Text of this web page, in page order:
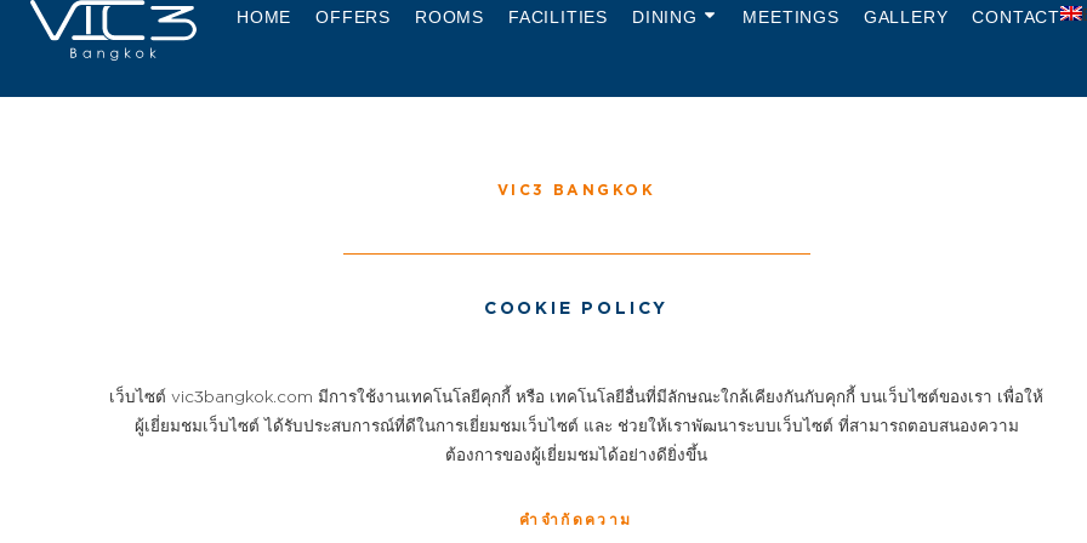
HOME OFFERS ROOMS FACILITIES DINING MEETINGS GALLERY CONTACT
VIC3 BANGKOK
COOKIE POLICY
เว็บไซต์ vic3bangkok.com มีการใช้งานเทคโนโลยีคุกกี้ หรือ เทคโนโลยีอื่นที่มีลักษณะใกล้เคียงกันกับคุกกี้ บนเว็บไซต์ของเรา เพื่อให้
ผู้เยี่ยมชมเว็บไซต์ ได้รับประสบการณ์ที่ดีในการเยี่ยมชมเว็บไซต์ และ ช่วยให้เราพัฒนาระบบเว็บไซต์ ที่สามารถตอบสนองความ
ต้องการของผู้เยี่ยมชมได้อย่างดียิ่งขึ้น
คำจำกัดความ